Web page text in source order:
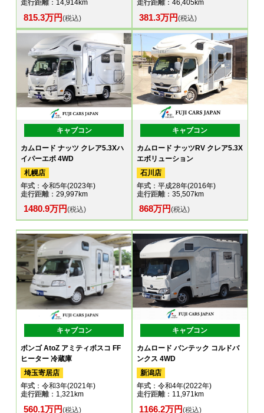
走行距離：14,914km
815.3万円(税込)
走行距離：46,405km
381.3万円(税込)
キャブコン
カムロード ナッツ クレア5.3Xハ
イパーエボ 4WD
札幌店
年式 ：令和5年(2023年)
走行距離：29,997km
1480.9万円(税込)
キャブコン
カムロード ナッツRV クレア5.3X
エボリューション
石川店
年式：平成28年(2016年)
走行距離：35,507km
868万円(税込)
キャブコン
ボンゴ AtoZ アミティボスコ FF
ヒーター 冷蔵庫
埼玉寄居店
年式 ：令和3年(2021年)
走行距離：1,321km
560.1万円(税込)
キャブコン
カムロード バンテック コルドバ
ンクス 4WD
新潟店
年式：令和4年(2022年)
走行距離：11,971km
1166.2万円(税込)